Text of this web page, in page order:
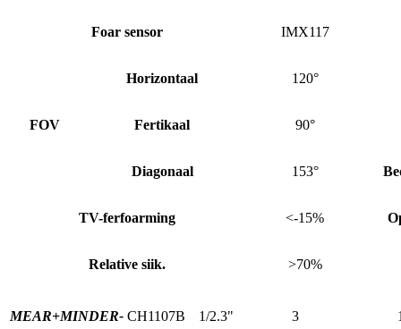
Foar sensor IMX117
FOV
Horizontaal 120°
Fertikaal 90°
Diagonaal 153°
TV-ferfoarming <-15%
Relative siik. >70%
MEAR+MINDER- CH1107B 1/2.3" 3